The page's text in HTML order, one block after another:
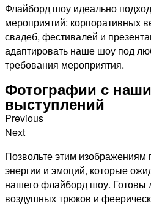
Флайборд шоу идеально
мероприятий: корпоративных
свадеб, фестивалей и
адаптировать наше шоу под
требования мероприятия.
Фотографии с
выступлений
Previous
Next
Позвольте этим изображениям
энергии и эмоций, которые
нашего флайборд шоу. Готовы
воздушных трюков и